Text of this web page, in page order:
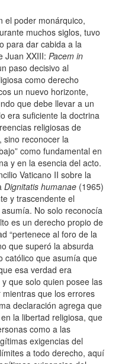
el poder monárquico,
muchos siglos, tuvo
para dar cabida a la
Juan XXIII: Pacem in
paso decisivo al
como derecho
un nuevo horizonte,
que debe llevar a un
era suficiente la doctrina
religiosas de
sino reconocer la
como fundamental en
y en la esencia del acto.
Vaticano II sobre la
Dignitatis humanae (1965)
y trascendente el
No solo reconocía
es un derecho propio de
“pertenece al foro de la
que superó la absurda
católico que asumía que
esa verdad era
que solo quien posee las
que los errores
declaración agrega que
la libertad religiosa, que
como a las
exigencias del
a todo derecho, aquí